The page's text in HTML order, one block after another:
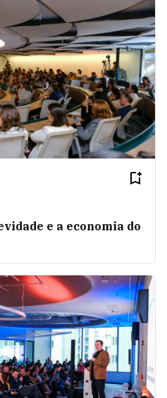
e a economia do